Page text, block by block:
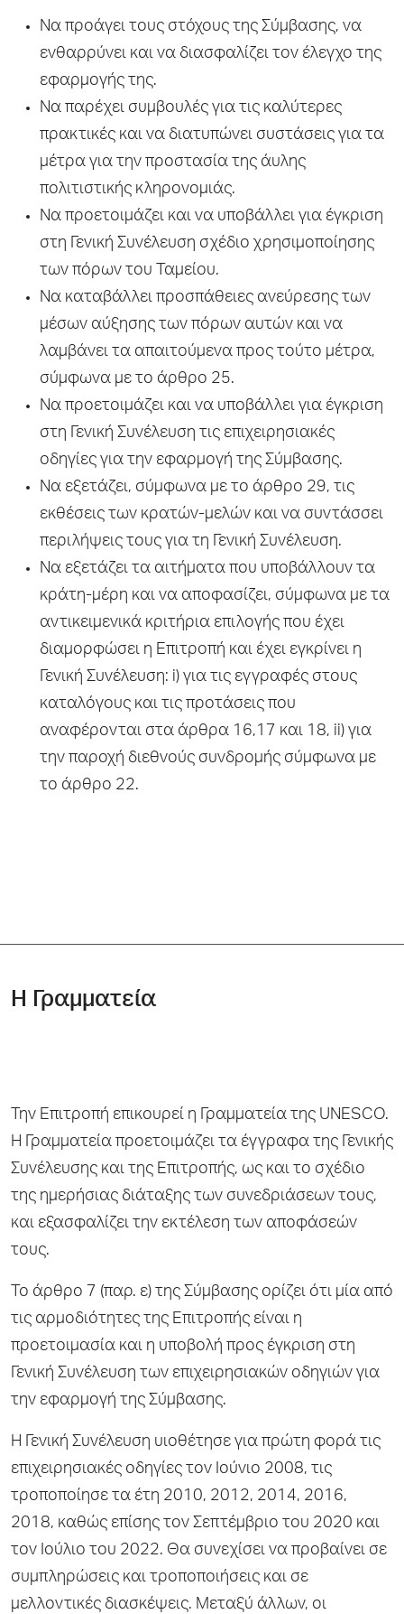
Να προάγει τους στόχους της Σύμβασης, να
ενθαρρύνει και να διασφαλίζει τον έλεγχο της
εφαρμογής της.
Να παρέχει συμβουλές για τις καλύτερες
πρακτικές και να διατυπώνει συστάσεις για τα
μέτρα για την προστασία της άυλης
πολιτιστικής κληρονομιάς.
Να προετοιμάζει και να υποβάλλει για έγκριση
στη Γενική Συνέλευση σχέδιο χρησιμοποίησης
των πόρων του Ταμείου.
Να καταβάλλει προσπάθειες ανεύρεσης των
μέσων αύξησης των πόρων αυτών και να
λαμβάνει τα απαιτούμενα προς τούτο μέτρα,
σύμφωνα με το άρθρο 25.
Να προετοιμάζει και να υποβάλλει για έγκριση
στη Γενική Συνέλευση τις επιχειρησιακές
οδηγίες για την εφαρμογή της Σύμβασης.
Να εξετάζει, σύμφωνα με το άρθρο 29, τις
εκθέσεις των κρατών-μελών και να συντάσσει
περιλήψεις τους για τη Γενική Συνέλευση.
Να εξετάζει τα αιτήματα που υποβάλλουν τα
κράτη-μέρη και να αποφασίζει, σύμφωνα με τα
αντικειμενικά κριτήρια επιλογής που έχει
διαμορφώσει η Επιτροπή και έχει εγκρίνει η
Γενική Συνέλευση: i) για τις εγγραφές στους
καταλόγους και τις προτάσεις που
αναφέρονται στα άρθρα 16,17 και 18, ii) για
την παροχή διεθνούς συνδρομής σύμφωνα με
το άρθρο 22.
Η Γραμματεία
Την Επιτροπή επικουρεί η Γραμματεία της UNESCO.
Η Γραμματεία προετοιμάζει τα έγγραφα της Γενικής
Συνέλευσης και της Επιτροπής, ως και το σχέδιο
της ημερήσιας διάταξης των συνεδριάσεων τους,
και εξασφαλίζει την εκτέλεση των αποφάσεών
τους.
Το άρθρο 7 (παρ. ε) της Σύμβασης ορίζει ότι μία από
τις αρμοδιότητες της Επιτροπής είναι η
προετοιμασία και η υποβολή προς έγκριση στη
Γενική Συνέλευση των επιχειρησιακών οδηγιών για
την εφαρμογή της Σύμβασης.
Η Γενική Συνέλευση υιοθέτησε για πρώτη φορά τις
επιχειρησιακές οδηγίες τον Ιούνιο 2008, τις
τροποποίησε τα έτη 2010, 2012, 2014, 2016,
2018, καθώς επίσης τον Σεπτέμβριο του 2020 και
τον Ιούλιο του 2022. Θα συνεχίσει να προβαίνει σε
συμπληρώσεις και τροποποιήσεις και σε
μελλοντικές διασκέψεις. Μεταξύ άλλων, οι